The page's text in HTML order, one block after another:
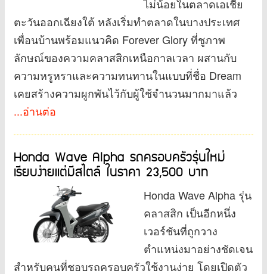
ไม่น้อยในตลาดเอเชีย
ตะวันออกเฉียงใต้ หลังเริ่มทำตลาดในบางประเทศ
เพื่อนบ้านพร้อมแนวคิด Forever Glory ที่ชูภาพ
ลักษณ์ของความคลาสสิกเหนือกาลเวลา ผสานกับ
ความหรูหราและความทนทานในแบบที่ชื่อ Dream
เคยสร้างความผูกพันไว้กับผู้ใช้จำนวนมากมาแล้ว
...อ่านต่อ
Honda Wave Alpha รถครอบครัวรุ่นใหม่
เรียบง่ายแต่มีสไตล์ ในราคา 23,500 บาท
Honda Wave Alpha รุ่น
คลาสสิก เป็นอีกหนึ่ง
เวอร์ชันที่ถูกวาง
ตำแหน่งมาอย่างชัดเจน
สำหรับคนที่ชอบรถครอบครัวใช้งานง่าย โดยเปิดตัว